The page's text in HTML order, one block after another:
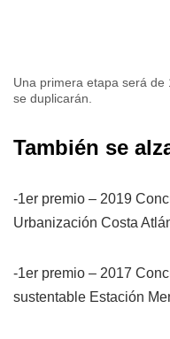
Una primera etapa será
se duplicarán.
También se
-1er premio – 2019
Urbanización Costa
-1er premio – 2017
sustentable Estación